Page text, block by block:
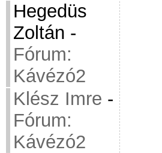
Hegedüs
Zoltán -
Fórum:
Kávézó2
Klész Imre -
Fórum:
Kávézó2